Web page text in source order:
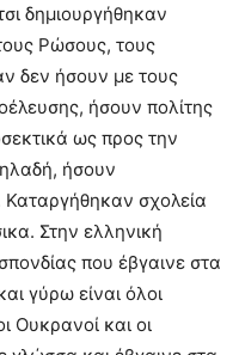
δημιουργήθηκαν
Ρώσους, τους
δεν ήσουν με τους
ήσουν πολίτης
ως προς την
ήσουν
σχολεία
Στην ελληνική
που έβγαινε στα
γύρω είναι όλοι
Ουκρανοί και οι